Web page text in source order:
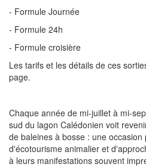
- Formule Journée
- Formule 24h
- Formule croisière
Les tarifs et les détails de ces
page.
Chaque année de mi-juillet à mi-
sud du lagon Calédonien voit
de baleines à bosse : une
d'écotourisme animalier et
à leurs manifestations souvent